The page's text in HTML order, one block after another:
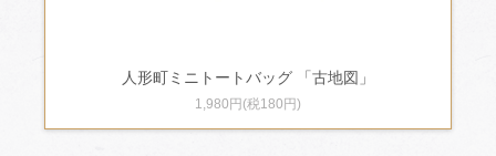
人形町ミニトートバッグ 「古地図」
1,980円(税180円)